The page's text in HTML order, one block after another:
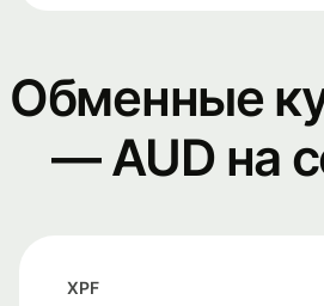
Обменные
— AUD на
XPF